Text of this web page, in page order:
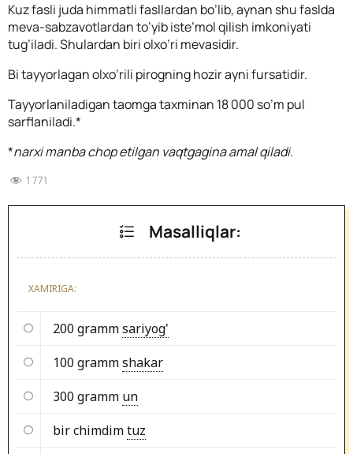
Kuz fasli juda himmatli fasllardan bo’lib, aynan shu faslda
meva-sabzavotlardan to’yib iste’mol qilish imkoniyati
tug’iladi. Shulardan biri olxo’ri mevasidir.
Bi tayyorlagan olxo’rili pirogning hozir ayni fursatidir.
Tayyorlaniladigan taomga taxminan 18 000 so’m pul
sarflaniladi.*
*narxi manba chop etilgan vaqtgagina amal qiladi.
1 771
Masalliqlar:
XAMIRIGA:
200 grammsariyog'
100 grammshakar
300 gramm un
bir chimdimtuz